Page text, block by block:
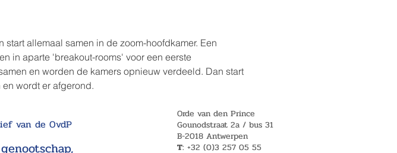
allemaal samen in de zoom-hoofdkamer. Een
in aparte 'breakout-rooms' voor een eerste
en worden de kamers opnieuw verdeeld. Dan start
wordt er afgerond.
van de OvdP
Orde van den Prince
Gounodstraat 2a / bus 31
B-2018 Antwerpen
T: +32 (0)3 257 05 55